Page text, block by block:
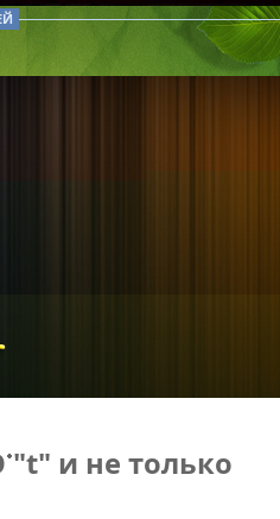
"t" и не только